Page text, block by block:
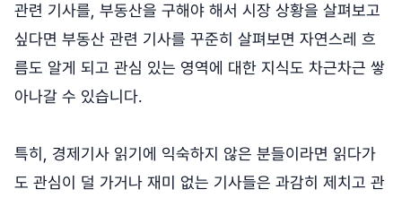
관련 기사를, 부동산을 구해야 해서 시장 상황을 살펴보고
싶다면 부동산 관련 기사를 꾸준히 살펴보면 자연스레 흐
름도 알게 되고 관심 있는 영역에 대한 지식도 차근차근 쌓
아나갈 수 있습니다.
특히, 경제기사 읽기에 익숙하지 않은 분들이라면 읽다가
도 관심이 덜 가거나 재미 없는 기사들은 과감히 제치고 관